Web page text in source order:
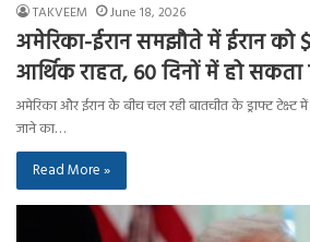
TAKVEEM June 18, 2026
अमेरिका-ईरान समझौते में ईरान को
आर्थिक राहत, 60 दिनों में हो
अमेरिका और ईरान के बीच चल रही बातचीत के ड्राफ्ट टेक्स्ट
जाने का…
Read More »